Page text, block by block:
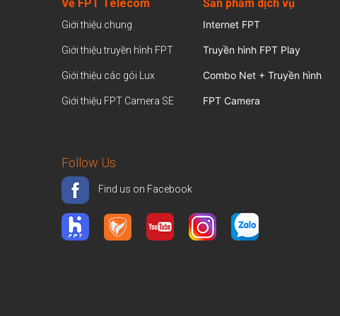
Về FPT Telecom
Giới thiệu chung
Giới thiệu truyền hình FPT
Giới thiệu các gói Lux
Giới thiệu FPT Camera SE
Sản phẩm dịch vụ
Internet FPT
Truyền hình FPT Play
Combo Net + Truyền hình
FPT Camera
Follow Us
Find us on Facebook